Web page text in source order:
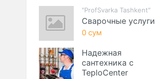
"ProfSvarka Tashkent"
Сварочные услуги
0 сум
Надежная
сантехника с
TeploCenter